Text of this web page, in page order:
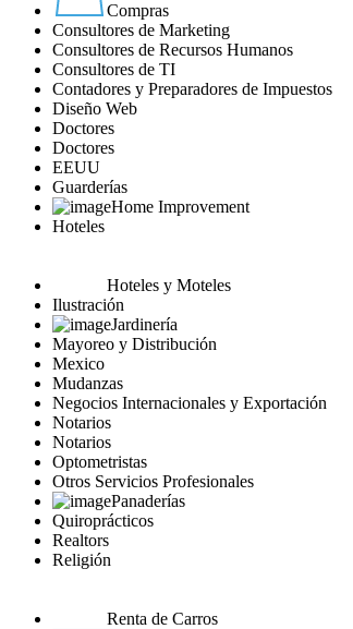
Compras
Consultores de Marketing
Consultores de Recursos Humanos
Consultores de TI
Contadores y Preparadores de Impuestos
Diseño Web
Doctores
Doctores
EEUU
Guarderías
Home Improvement
Hoteles
Hoteles y Moteles
Ilustración
Jardinería
Mayoreo y Distribución
Mexico
Mudanzas
Negocios Internacionales y Exportación
Notarios
Notarios
Optometristas
Otros Servicios Profesionales
Panaderías
Quiroprácticos
Realtors
Religión
Renta de Carros